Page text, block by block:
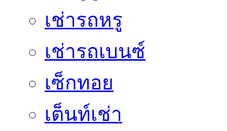
เช่ารถหรู
เช่ารถเบนซ์
เซ็กทอย
เต็นท์เช่า